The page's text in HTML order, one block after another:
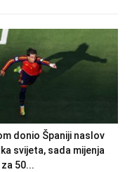
donio Španiji naslov
svijeta, sada mijenja
za 50...